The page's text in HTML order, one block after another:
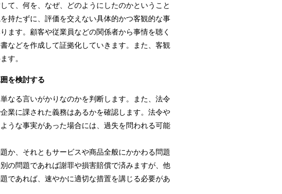
て、何を、なぜ、どのようにしたのかということ
持たずに、評価を交えない具体的かつ客観的な事
ます。顧客や従業員などの関係者から事情を聴く
などを作成して証拠化していきます。また、客観
す。
を検討する
なる言いがかりなのかを判断します。また、法令
業に課された義務はあるかを確認します。法令や
うな事実があった場合には、過失を問われる可能
か、それともサービスや商品全般にかかわる問題
の問題であれば謝罪や損害賠償で済みますが、他
であれば、速やかに適切な措置を講じる必要があ